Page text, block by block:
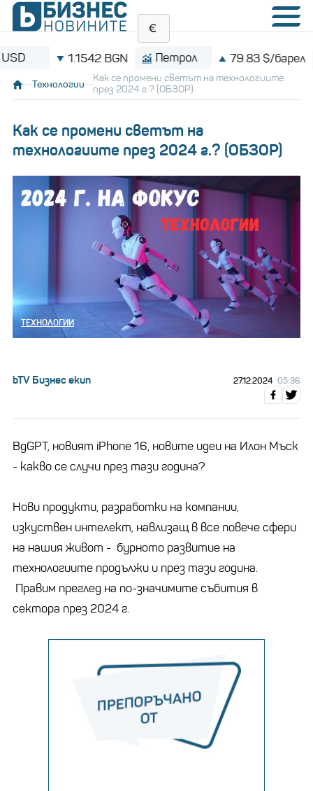
1.1542 BGN Петрол 79.83 $/барел
Технологии
Как се промени светът на технологиите
през 2024 г.? (ОБЗОР)
Как се промени светът на
технологиите през 2024 г.? (ОБЗОР)
ТЕХНОЛОГИИ
bTV Бизнес екип 27.12.2024 05:36
BgGPT, новият iPhone 16, новите идеи на Илон Мъск
- какво се случи през тази година?
Нови продукти, разработки на компании,
изкуствен интелект, навлизащ в все повече сфери
на нашия живот - бурното развитие на
технологиите продължи и през тази година.
Правим преглед на по-значимите събития в
сектора през 2024 г.